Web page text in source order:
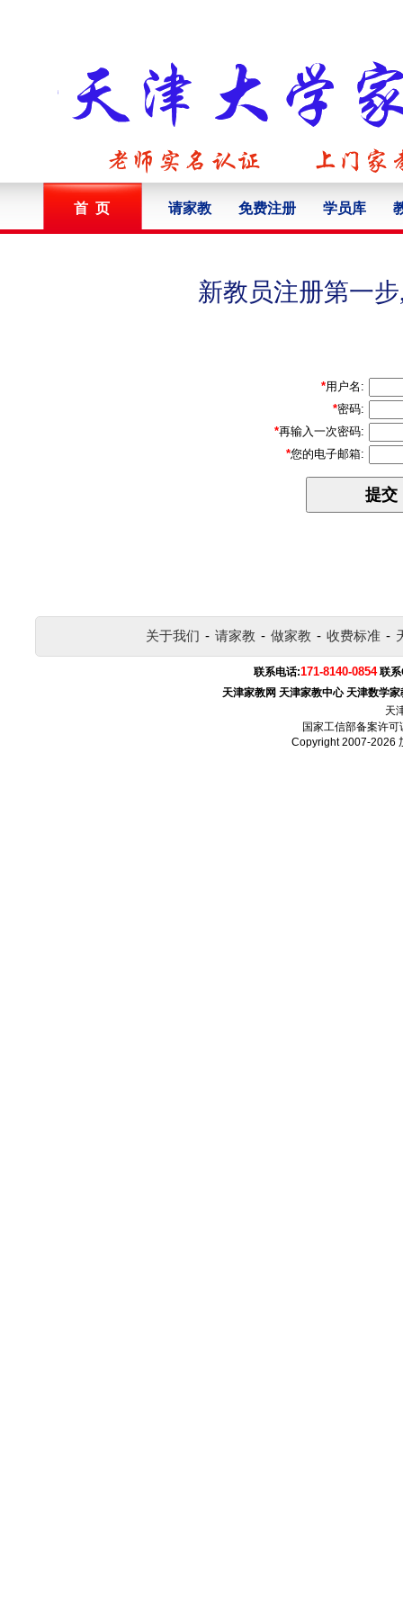
首 页 请家教 免费注册 学员库
新教员注册第一
*用户名:
*密码:
*再输入一次密码:
*您的电子邮箱:
关于我们 - 请家教 - 做家教 - 收费标准 -
联系电话:171-8140-0854 联
天津家教网 天津家教中心 天津数学家
天
国家工信部备案许可
Copyright 2007-2026